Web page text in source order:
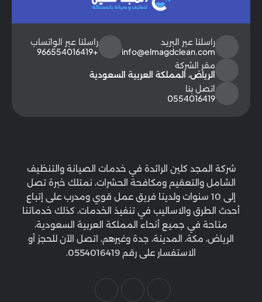
راسلنا عبر البريد
info@elmagdclean.com
راسلنا عبر الواتساب
+966554016419
مقر الشركة
الرياض، المملكة العربية السعودية
اتصل بنا
0554016419
شركة المجد كلين الرائدة في خدمات الصيانة والتنظيف
الشامل والتعقيم ومكافحة الحشرات، نمتلك خبرة تصل
إلى 10 سنوات ولدينا فريق عمل قوي ومدرب على إتباع
أحدث الطرق والاساليب في تنفيذ الخدمات، كذلك خدماتنا
متاحة في جميع أنحاء المملكة العربية السعودية،
الرياض، مكة، المدينة، جدة وغيرهم، اتصل الآن للحجز أو
الاستفسار على رقم 0554016419.